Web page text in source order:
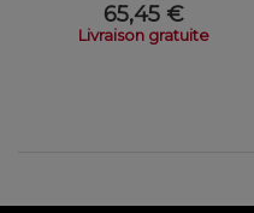
65,45 €
Livraison gratuite